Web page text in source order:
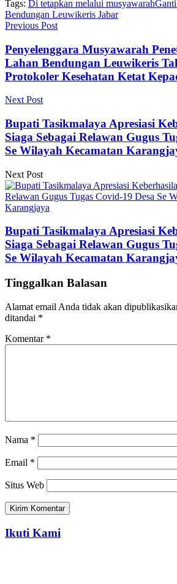
Tags: Di tetapkan melalui musyawarah
Bendungan Leuwikeris Jabar
Previous Post
Penyelenggara Musyawarah
Lahan Bendungan Leuwikeris
Protokoler Kesehatan Ketat
Next Post
Bupati Tasikmalaya Apresiasi
Siaga Sebagai Relawan Gugus
Se Wilayah Kecamatan
Next Post
Bupati Tasikmalaya Apresiasi
Siaga Sebagai Relawan Gugus
Se Wilayah Kecamatan
Tinggalkan Balasan
Alamat email Anda tidak akan
ditandai *
Komentar *
Nama *
Email *
Situs Web
Ikuti Kami